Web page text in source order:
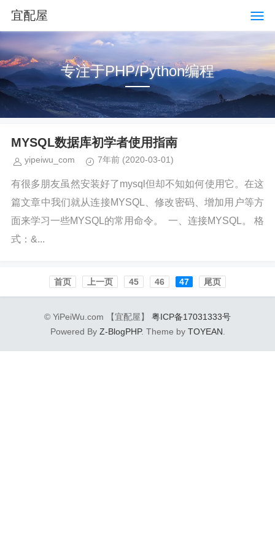
宜配屋
专注于PHP/Python编程
MYSQL数据库初学者使用指南
yipeiwu_com 7年前 (2020-03-01)
有很多朋友虽然安装好了mysql但却不知如何使用它。在这
篇文章中我们就从连接MYSQL、修改密码、增加用户等方
面来学习一些MYSQL的常用命令。 一、连接MYSQL。 格
式：&...
首页️ 上一页 45 46 47 尾页
© YiPeiWu.com 【宜配屋】 粤ICP备17031333号
Powered By Z-BlogPHP. Theme by TOYEAN